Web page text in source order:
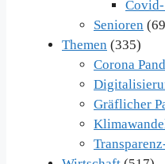
Senioren
Themen (335)
Corona
Gräflicher